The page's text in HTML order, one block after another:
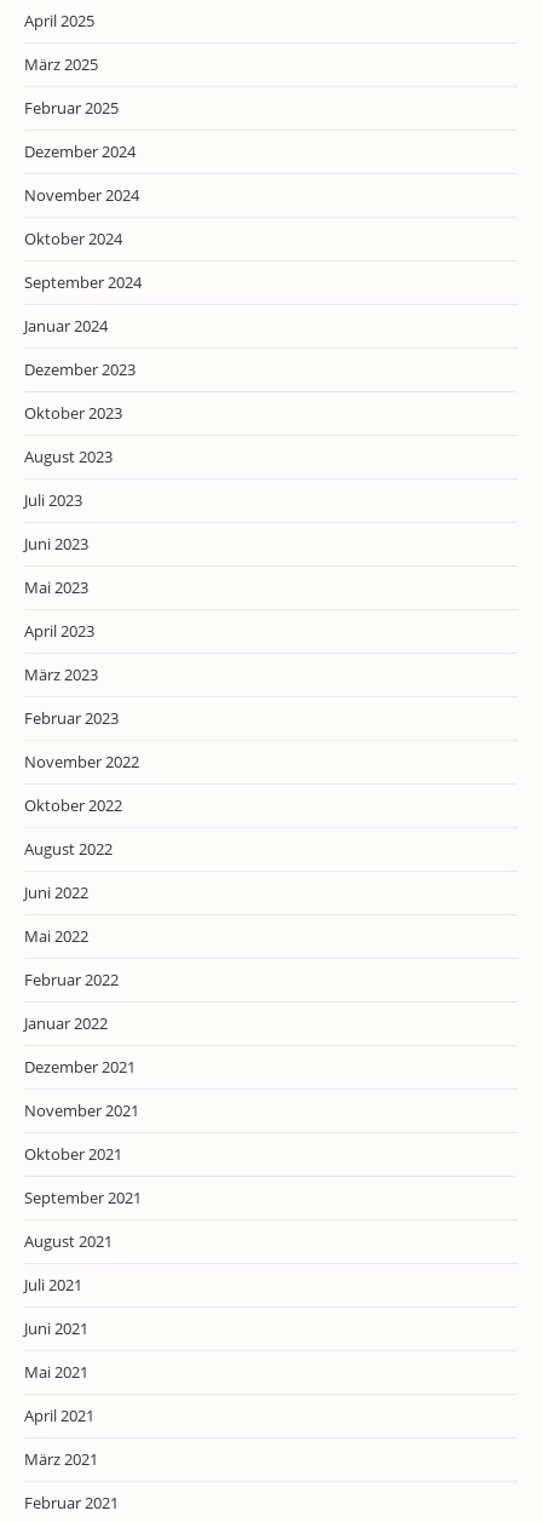
April 2025
März 2025
Februar 2025
Dezember 2024
November 2024
Oktober 2024
September 2024
Januar 2024
Dezember 2023
Oktober 2023
August 2023
Juli 2023
Juni 2023
Mai 2023
April 2023
März 2023
Februar 2023
November 2022
Oktober 2022
August 2022
Juni 2022
Mai 2022
Februar 2022
Januar 2022
Dezember 2021
November 2021
Oktober 2021
September 2021
August 2021
Juli 2021
Juni 2021
Mai 2021
April 2021
März 2021
Februar 2021